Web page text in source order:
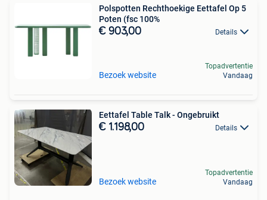
Polspotten Rechthoekige Eettafel Op 5
Poten (fsc 100%
€ 903,00 Details
Bezoek website
Topadvertentie
Vandaag
Eettafel Table Talk - Ongebruikt
€ 1.198,00 Details
Bezoek website
Topadvertentie
Vandaag